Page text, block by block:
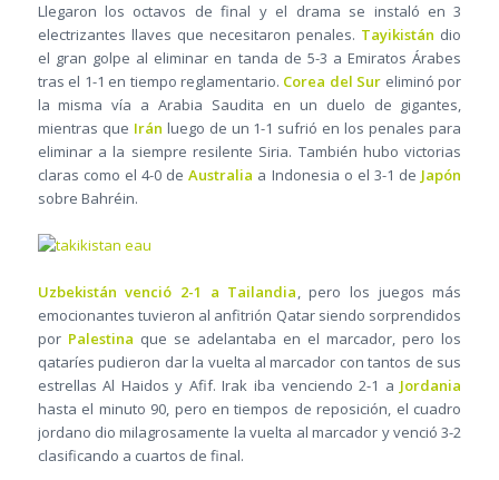
Llegaron los octavos de final y el drama se instaló en 3
electrizantes llaves que necesitaron penales. Tayikistán dio
el gran golpe al eliminar en tanda de 5-3 a Emiratos Árabes
tras el 1-1 en tiempo reglamentario. Corea del Sur eliminó por
la misma vía a Arabia Saudita en un duelo de gigantes,
mientras que Irán luego de un 1-1 sufrió en los penales para
eliminar a la siempre resilente Siria. También hubo victorias
claras como el 4-0 deAustralia a Indonesia o el 3-1 de Japón
sobre Bahréin.
Uzbekistán venció 2-1 a Tailandia, pero los juegos más
emocionantes tuvieron al anfitrión Qatar siendo sorprendidos
por Palestina que se adelantaba en el marcador, pero los
qataríes pudieron dar la vuelta al marcador con tantos de sus
estrellas Al Haidos y Afif. Irak iba venciendo 2-1 a Jordania
hasta el minuto 90, pero en tiempos de reposición, el cuadro
jordano dio milagrosamente la vuelta al marcador y venció 3-2
clasificando a cuartos de final.